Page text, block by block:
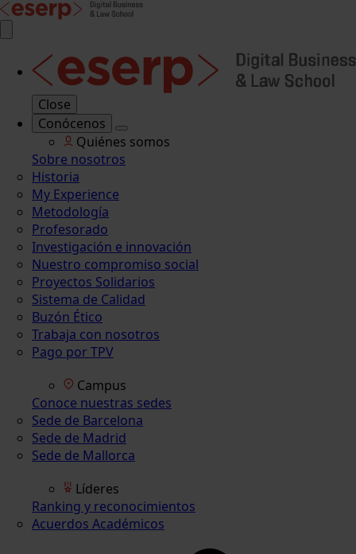
Close
Conócenos
Quiénes somos
Sobre nosotros
Historia
My Experience
Metodología
Profesorado
Investigación e innovación
Nuestro compromiso social
Proyectos Solidarios
Sistema de Calidad
Buzón Ético
Trabaja con nosotros
Pago por TPV
Campus
Conoce nuestras sedes
Sede de Barcelona
Sede de Madrid
Sede de Mallorca
Líderes
Ranking y reconocimientos
Acuerdos Académicos